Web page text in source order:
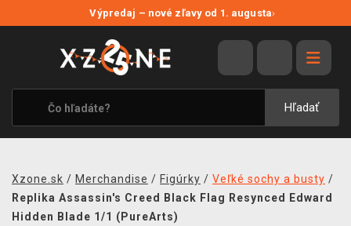
Výpredaj – nové zľavy od 1. augusta›
Hľadať
VÝPREDAJ
VIDEOHRY
XZONE ORIGINALS
TEMATIKY
MERCHANDISE
Xzone.sk / Merchandise / Figúrky / Veľké sochy a busty /
Replika Assassin's Creed Black Flag Resynced Edward
Hidden Blade 1/1 (PureArts)